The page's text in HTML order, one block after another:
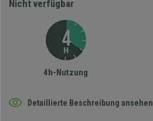
Nicht verfügbar
4h-Nutzung
Detaillierte Beschreibung ansehen